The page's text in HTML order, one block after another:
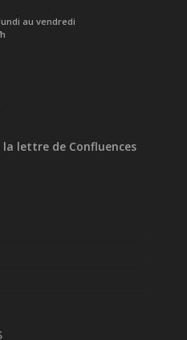
au vendredi
lettre de Confluences